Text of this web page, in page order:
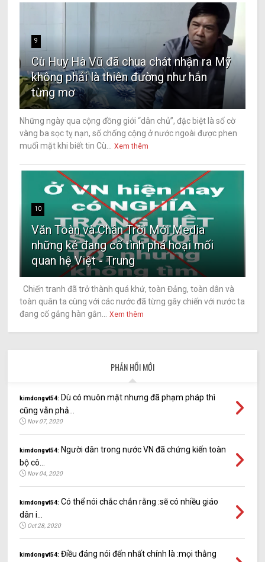
9
Cù Huy Hà Vũ đã chua chát nhận ra Mỹ
không phải là thiên đường như hắn
từng mơ
Những ngày qua cộng đồng giới “dân chủ”, đặc biệt là số cờ
vàng ba sọc tỵ nạn, số chống cộng ở nước ngoài được phen
muối mặt khi biết tin Cù...
Xem thêm
10
Văn Toàn và Chân Trời Mới Media
những kẻ đang cố tình phá hoại mối
quan hệ Việt - Trung
Chiến tranh đã trở thành quá khứ, toàn Đảng, toàn dân và
toàn quân ta cùng với các nước đã từng gây chiến với nước ta
đang cố gắng hàn gắn...
Xem thêm
PHẢN HỒI MỚI
kimdongvt54: Dù có muôn mặt nhưng đã phạm pháp thì
cũng vẫn phả...
Nov 07, 2020
kimdongvt54: Người dân trong nước VN đã chứng kiến toàn
bộ cô...
Nov 04, 2020
kimdongvt54: Có thể nói chắc chắn rằng :sẽ có nhiều giáo
dân i...
Oct 28, 2020
kimdongvt54: Điều đáng nói đến nhất chính là :mọi thằng